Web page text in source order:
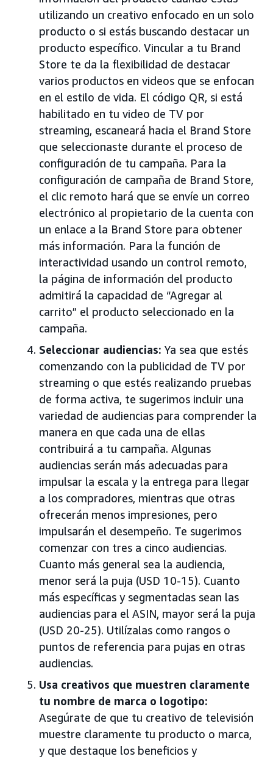
utilizando un creativo enfocado en un solo
producto o si estás buscando destacar un
producto específico. Vincular a tu Brand
Store te da la flexibilidad de destacar
varios productos en videos que se enfocan
en el estilo de vida. El código QR, si está
habilitado en tu video de TV por
streaming, escaneará hacia el Brand Store
que seleccionaste durante el proceso de
configuración de tu campaña. Para la
configuración de campaña de Brand Store,
el clic remoto hará que se envíe un correo
electrónico al propietario de la cuenta con
un enlace a la Brand Store para obtener
más información. Para la función de
interactividad usando un control remoto,
la página de información del producto
admitirá la capacidad de “Agregar al
carrito” el producto seleccionado en la
campaña.
Seleccionar audiencias: Ya sea que estés
comenzando con la publicidad de TV por
streaming o que estés realizando pruebas
de forma activa, te sugerimos incluir una
variedad de audiencias para comprender la
manera en que cada una de ellas
contribuirá a tu campaña. Algunas
audiencias serán más adecuadas para
impulsar la escala y la entrega para llegar
a los compradores, mientras que otras
ofrecerán menos impresiones, pero
impulsarán el desempeño. Te sugerimos
comenzar con tres a cinco audiencias.
Cuanto más general sea la audiencia,
menor será la puja (USD 10-15). Cuanto
más específicas y segmentadas sean las
audiencias para el ASIN, mayor será la puja
(USD 20-25). Utilízalas como rangos o
puntos de referencia para pujas en otras
audiencias.
Usa creativos que muestren claramente
tu nombre de marca o logotipo:
Asegúrate de que tu creativo de televisión
muestre claramente tu producto o marca,
y que destaque los beneficios y